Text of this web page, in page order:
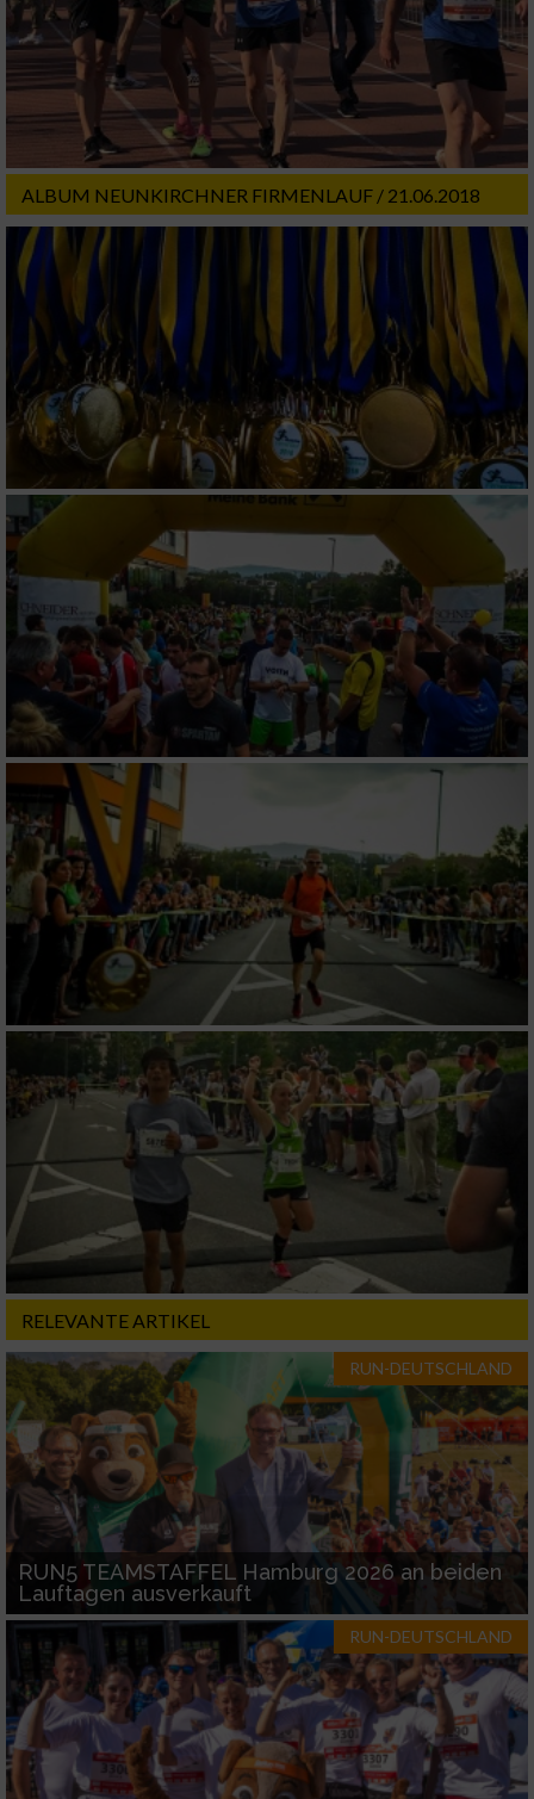
ALBUM NEUNKIRCHNER FIRMENLAUF / 21.06.2018
RELEVANTE ARTIKEL
RUN-DEUTSCHLAND
RUN5 TEAMSTAFFEL Hamburg 2026 an beiden
Lauftagen ausverkauft
RUN-DEUTSCHLAND